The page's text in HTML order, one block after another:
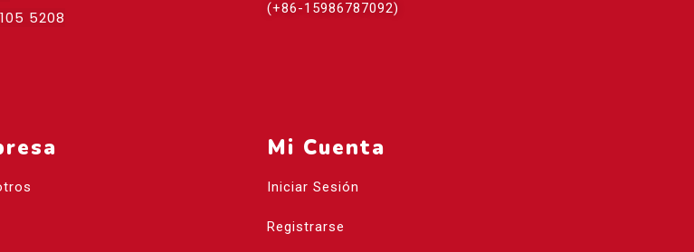
5208
(+86-15986787092)
Mi Cuenta
Iniciar Sesión
Registrarse